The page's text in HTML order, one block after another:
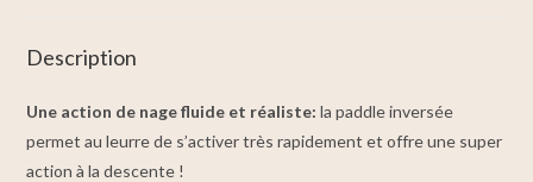
Description
Une action de nage fluide et réaliste: la paddle inversée
permet au leurre de s’activer très rapidement et offre une super
action à la descente !